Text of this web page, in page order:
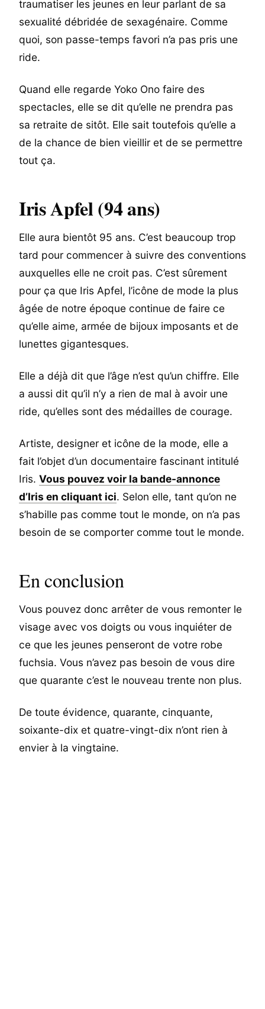
traumatiser les jeunes en leur parlant de sa
sexualité débridée de sexagénaire. Comme
quoi, son passe-temps favori n’a pas pris une
ride.
Quand elle regarde Yoko Ono faire des
spectacles, elle se dit qu’elle ne prendra pas
sa retraite de sitôt. Elle sait toutefois qu’elle a
de la chance de bien vieillir et de se permettre
tout ça.
Iris Apfel (94 ans)
Elle aura bientôt 95 ans. C’est beaucoup trop
tard pour commencer à suivre des conventions
auxquelles elle ne croit pas. C’est sûrement
pour ça que Iris Apfel, l’icône de mode la plus
âgée de notre époque continue de faire ce
qu’elle aime, armée de bijoux imposants et de
lunettes gigantesques.
Elle a déjà dit que l’âge n’est qu’un chiffre. Elle
a aussi dit qu’il n’y a rien de mal à avoir une
ride, qu’elles sont des médailles de courage.
Artiste, designer et icône de la mode, elle a
fait l’objet d’un documentaire fascinant intitulé
Iris. Vous pouvez voir la bande-annonce
d’Iris en cliquant ici. Selon elle, tant qu’on ne
s’habille pas comme tout le monde, on n’a pas
besoin de se comporter comme tout le monde.
En conclusion
Vous pouvez donc arrêter de vous remonter le
visage avec vos doigts ou vous inquiéter de
ce que les jeunes penseront de votre robe
fuchsia. Vous n’avez pas besoin de vous dire
que quarante c’est le nouveau trente non plus.
De toute évidence, quarante, cinquante,
soixante-dix et quatre-vingt-dix n’ont rien à
envier à la vingtaine.